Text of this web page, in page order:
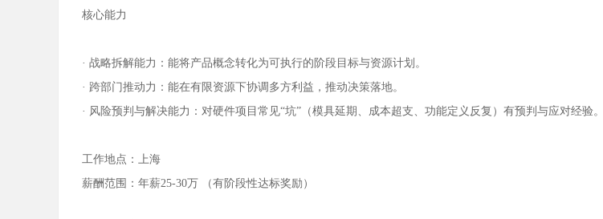
核心能力
· 战略拆解能力：能将产品概念转化为可执行的阶段目标与资源计划。
· 跨部门推动力：能在有限资源下协调多方利益，推动决策落地。
· 风险预判与解决能力：对硬件项目常见“坑”（模具延期、成本超支、功能定义反复）有预判与应对经验。
工作地点：上海
薪酬范围：年薪25-30万 （有阶段性达标奖励）